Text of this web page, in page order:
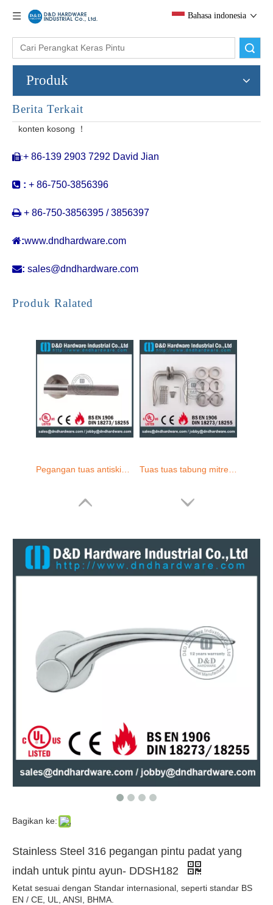
Bahasa indonesia
Produk
Berita Terkait
konten kosong ！
:+ 86-139 2903 7292 David Jian
 : + 86-750-3856396
 + 86-750-3856395 / 3856397
:www.dndhardware.com
: sales@dndhardware.com
Produk Ralated
Stainless Steel 304 Entry Designer Lever Handle On Rose for Wood Doors -DDTH020 Grade 201 Tubular Fire Rated Hollow Lever Door Pegangan untuk Pintu Logam Depan -DDTH007
Bagikan ke:
Stainless Steel 316 pegangan pintu padat yang
indah untuk pintu ayun- DDSH182
Ketat sesuai dengan Standar internasional, seperti standar BS
EN / CE, UL, ANSI, BHMA.